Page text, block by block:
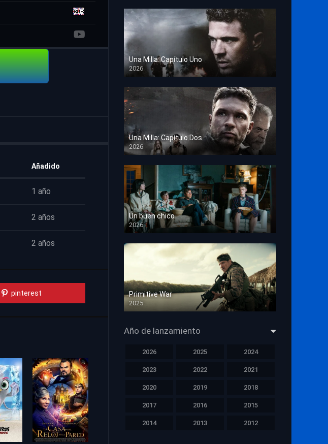
Añadido
1 año
2 años
2 años
pinterest
Una Milla: Capítulo Uno
2026
HD 1080p
Una Milla: Capítulo Dos
2026
HD 1080p
Un buen chico
2026
HD 1080p
Primitive War
2025
HD 1080p
Año de lanzamiento
2026 2025 2024
2023 2022 2021
2020 2019 2018
2017 2016 2015
2014 2013 2012